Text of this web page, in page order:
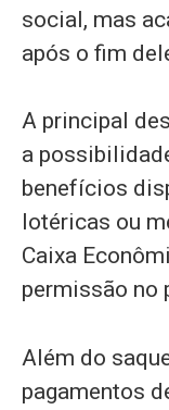
social, mas
após o fim
A principal
a
benefícios
lotéricas ou
Caixa
permissão no
Além do
pagamentos